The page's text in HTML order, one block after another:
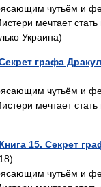
чутьём и
мечтает
Украина)
графа
чутьём и
мечтает
15. Секрет
чутьём и